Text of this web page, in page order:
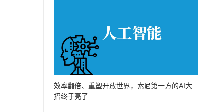
效率翻倍、重塑开放世界，索尼第一方的AI大
招终于亮了